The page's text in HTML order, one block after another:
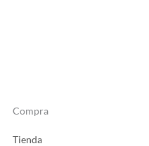
Compra
Tienda